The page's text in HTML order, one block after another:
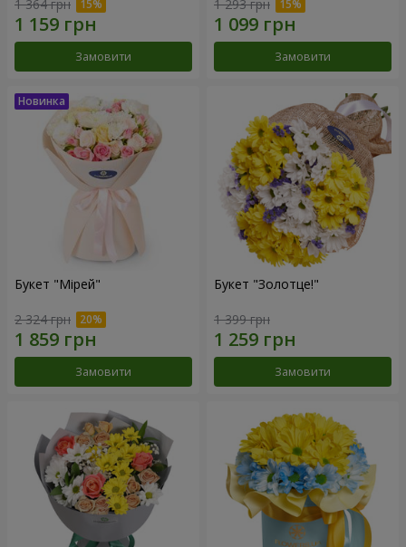
1 364 грн
Замовити
1 293 грн
Замовити
Букет "Мірей"
2 324 грн
Замовити
Букет "Золотце!"
1 399 грн
Замовити